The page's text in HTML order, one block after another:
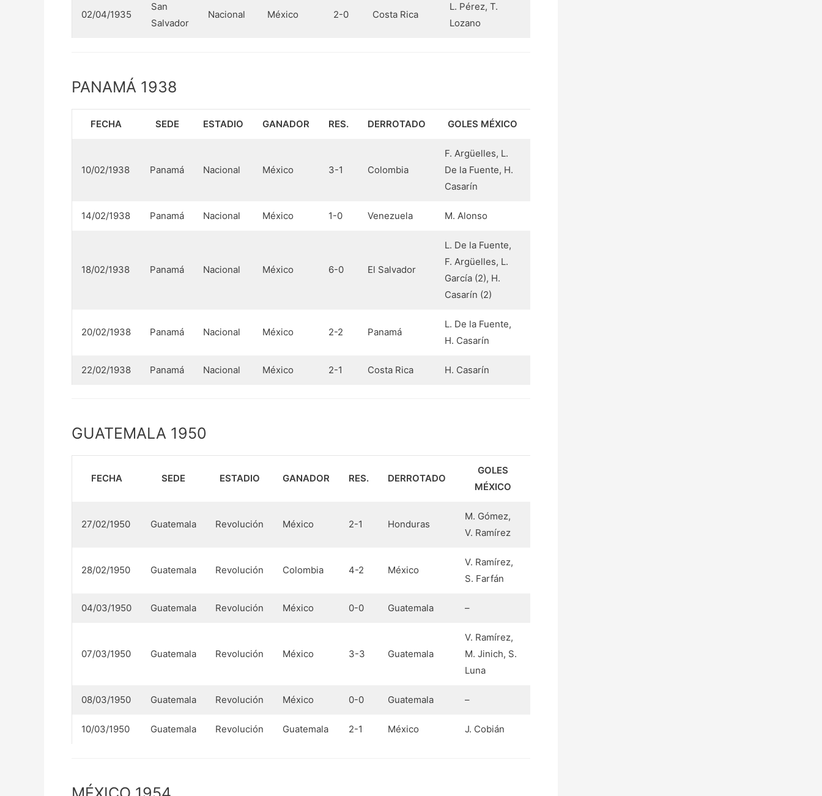
02/04/1935
San
Salvador
Nacional México 2-0 Costa Rica
L. Pérez, T.
Lozano
PANAMÁ 1938
FECHA SEDE ESTADIO GANADOR RES. DERROTADO GOLES MÉXICO
10/02/1938 Panamá Nacional México 3-1 Colombia
F. Argüelles, L.
De la Fuente, H.
Casarín
14/02/1938 Panamá Nacional México 1-0 Venezuela M. Alonso
18/02/1938 Panamá Nacional México 6-0 El Salvador
L. De la Fuente,
F. Argüelles, L.
García (2), H.
Casarín (2)
20/02/1938 Panamá Nacional México 2-2 Panamá
L. De la Fuente,
H. Casarín
22/02/1938 Panamá Nacional México 2-1 Costa Rica H. Casarín
GUATEMALA 1950
FECHA SEDE ESTADIO GANADOR RES. DERROTADO
GOLES
MÉXICO
27/02/1950 Guatemala Revolución México 2-1 Honduras
M. Gómez,
V. Ramírez
28/02/1950 Guatemala Revolución Colombia 4-2 México
V. Ramírez,
S. Farfán
04/03/1950 Guatemala Revolución México 0-0 Guatemala –
07/03/1950 Guatemala Revolución México 3-3 Guatemala
V. Ramírez,
M. Jinich, S.
Luna
08/03/1950 Guatemala Revolución México 0-0 Guatemala –
10/03/1950 Guatemala Revolución Guatemala 2-1 México J. Cobián